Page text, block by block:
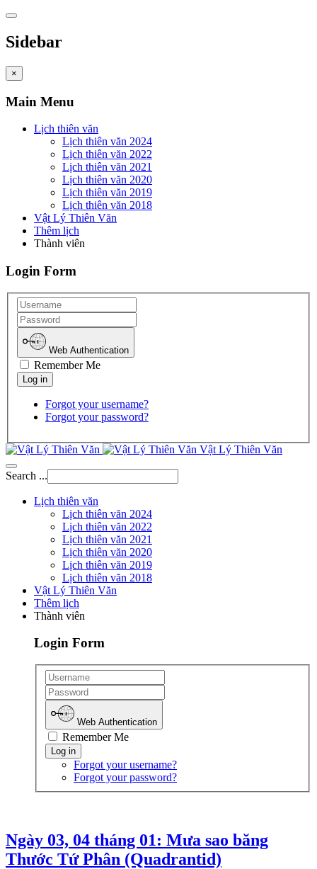
Sidebar
×
Main Menu
Lịch thiên văn
Lịch thiên văn 2024
Lịch thiên văn 2022
Lịch thiên văn 2021
Lịch thiên văn 2020
Lịch thiên văn 2019
Lịch thiên văn 2018
Vật Lý Thiên Văn
Thêm lịch
Thành viên
Login Form
Web Authentication
Remember Me
Forgot your username?
Forgot your password?
Vật Lý Thiên Văn
Search ...
Lịch thiên văn
Lịch thiên văn 2024
Lịch thiên văn 2022
Lịch thiên văn 2021
Lịch thiên văn 2020
Lịch thiên văn 2019
Lịch thiên văn 2018
Vật Lý Thiên Văn
Thêm lịch
Thành viên
Login Form
Web Authentication
Remember Me
Forgot your username?
Forgot your password?
Ngày 03, 04 tháng 01: Mưa sao băng
Thước Tứ Phân (Quadrantid)